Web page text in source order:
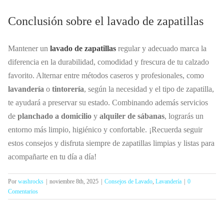
Conclusión sobre el lavado de zapatillas
Mantener un lavado de zapatillas regular y adecuado marca la
diferencia en la durabilidad, comodidad y frescura de tu calzado
favorito. Alternar entre métodos caseros y profesionales, como
lavandería o tintorería, según la necesidad y el tipo de zapatilla,
te ayudará a preservar su estado. Combinando además servicios
de planchado a domicilio y alquiler de sábanas, lograrás un
entorno más limpio, higiénico y confortable. ¡Recuerda seguir
estos consejos y disfruta siempre de zapatillas limpias y listas para
acompañarte en tu día a día!
Por washrocks | noviembre 8th, 2025 | Consejos de Lavado, Lavandería | 0
Comentarios